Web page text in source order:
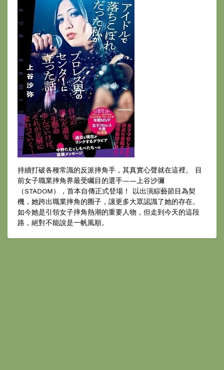
持續打破各種常識的反派摔角手，其真實心聲就在這裡。 目
前女子職業摔角界最受矚目的選手——上谷沙彌
（STADOM），首本自傳正式登場！ 以出演綜藝節目為契
機，她跨出職業摔角的圈子，讓更多大眾認識了她的存在。
如今她是引領女子摔角熱潮的重要人物，但走到今天的這段
路，絕對不能說是一帆風順。